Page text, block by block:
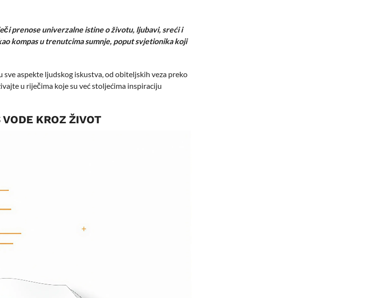
prenose univerzalne istine o životu, ljubavi, sreći i
kompas u trenutcima sumnje, poput svjetionika koji
aspekte ljudskog iskustva, od obiteljskih veza preko
u riječima koje su već stoljećima inspiraciju
KROZ ŽIVOT